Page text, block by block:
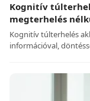
Kognitív
megterhelés
Kognitív túlterhelés
információval,